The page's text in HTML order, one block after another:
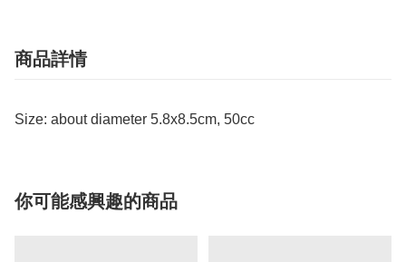
商品詳情
Size: about diameter 5.8x8.5cm, 50cc
你可能感興趣的商品